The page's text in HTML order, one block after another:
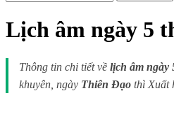
Lịch âm ngày 5
Thông tin chi tiết về lịch âm ngày
khuyên, ngày Thiên Đạo thì Xuất